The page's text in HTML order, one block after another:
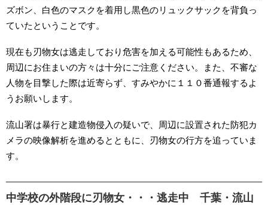
ズボン、白色のマスクを着用し黒色のリュックサックを背負っ
ていたということです。
現在も刃物女は逃走しており危害を加える可能性もあるため、
周辺にお住まいの方々は十分にご注意ください。また、不審な
人物を目撃した際は近寄らず、すみやかに１１０番通報するよ
うお願いします。
流山署は暴行と建造物侵入の疑いで、周辺に設置された防犯カ
メラの映像解析を進めるとともに、刃物女の行方を追っていま
す。
中学校の外階段に刃物女・・・逃走中 千葉・流山